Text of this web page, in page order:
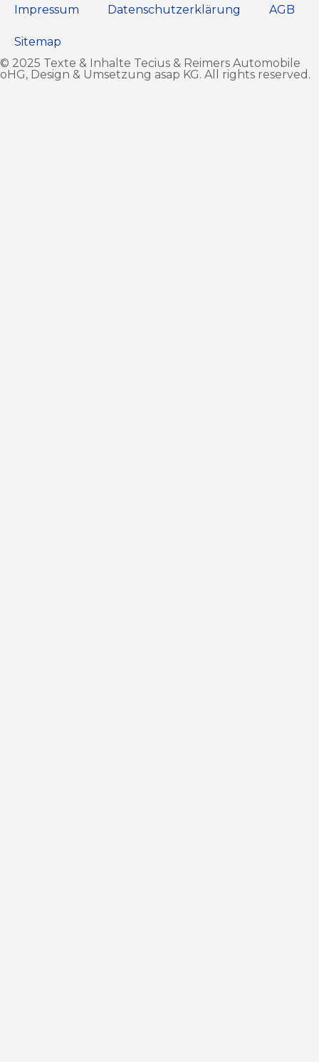
Impressum Datenschutz­erklärung AGB
Sitemap
© 2025 Texte & Inhalte Tecius & Reimers Automobile
oHG, Design & Umsetzung asap KG. All rights reserved.